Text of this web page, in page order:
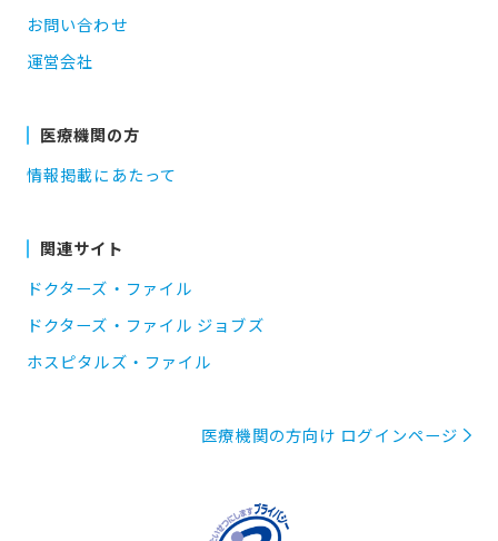
お問い合わせ
運営会社
医療機関の方
情報掲載にあたって
関連サイト
ドクターズ・ファイル
ドクターズ・ファイル ジョブズ
ホスピタルズ・ファイル
医療機関の方向け ログインページ